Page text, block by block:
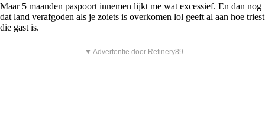
Maar 5 maanden paspoort innemen lijkt me wat excessief. En dan nog
dat land verafgoden als je zoiets is overkomen lol geeft al aan hoe triest
die gast is.
▼ Advertentie door Refinery89